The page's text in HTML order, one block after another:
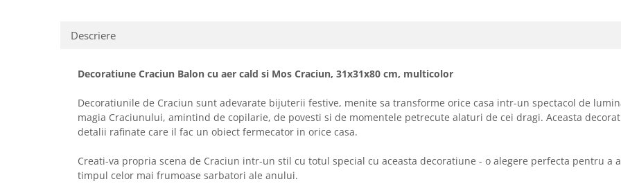
Descriere
Decoratiune Craciun Balon cu aer cald si Mos Craciun, 31x31x80 cm, multicolor
Decoratiunile de Craciun sunt adevarate bijuterii festive, menite sa transforme orice casa intr-un spectacol de
magia Craciunului, amintind de copilarie, de povesti si de momentele petrecute alaturi de cei dragi. Aceasta
detalii rafinate care il fac un obiect fermecator in orice casa.
Creati-va propria scena de Craciun intr-un stil cu totul special cu aceasta decoratiune - o alegere perfecta pentru a
timpul celor mai frumoase sarbatori ale anului.